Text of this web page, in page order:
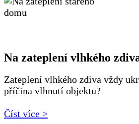
Na zateplení vlhkého
Zateplení vlhkého zdiva vždy
příčina vlhnutí objektu?
Číst více >